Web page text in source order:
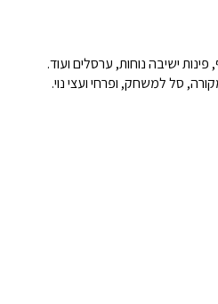
סל למשחק, ופרחי ועצי נוי.